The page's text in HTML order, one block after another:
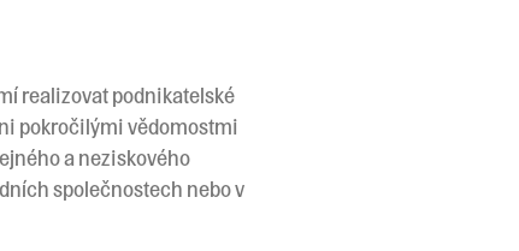
realizovat podnikatelské
pokročilými vědomostmi
a neziskového
společnostech nebo v